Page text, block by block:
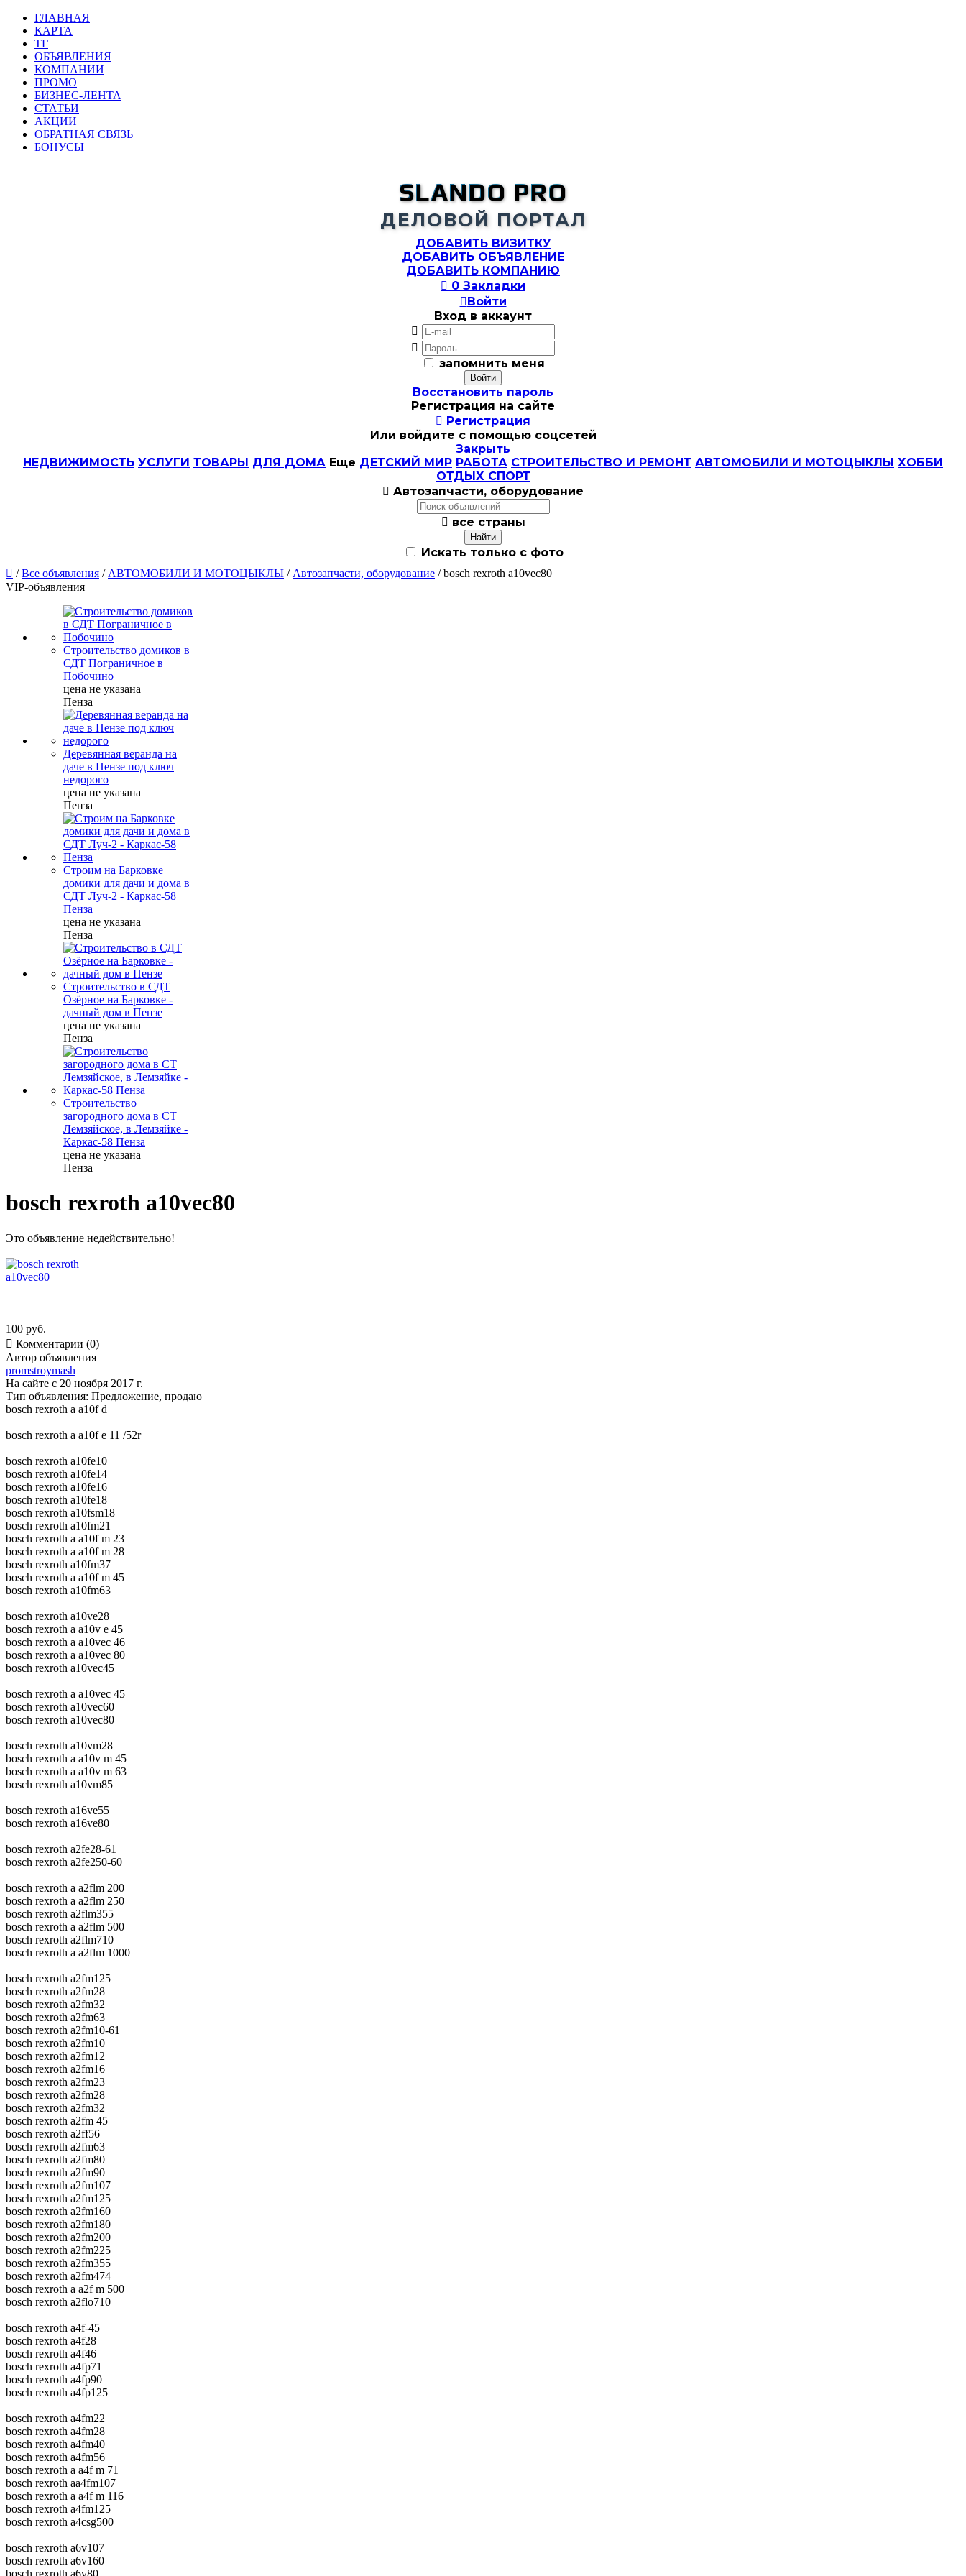
ГЛАВНАЯ
КАРТА
ТГ
ОБЪЯВЛЕНИЯ
КОМПАНИИ
ПРОМО
БИЗНЕС-ЛЕНТА
СТАТЬИ
АКЦИИ
ОБРАТНАЯ СВЯЗЬ
БОНУСЫ
SLANDO PRO
ДЕЛОВОЙ ПОРТАЛ
ДОБАВИТЬ ВИЗИТКУ
ДОБАВИТЬ ОБЪЯВЛЕНИЕ
ДОБАВИТЬ КОМПАНИЮ
 0 Закладки
Войти
Вход в аккаунт


запомнить меня
Восстановить пароль
Регистрация на сайте
 Регистрация
Или войдите с помощью соцсетей
Закрыть
НЕДВИЖИМОСТЬ УСЛУГИ ТОВАРЫ ДЛЯ ДОМА Еще ДЕТСКИЙ МИР РАБОТА СТРОИТЕЛЬСТВО И РЕМОНТ АВТОМОБИЛИ И МОТОЦЫКЛЫ ХОББИ
ОТДЫХ СПОРТ
 Автозапчасти, оборудование
 все страны
Искать только с фото
 /Все объявления / АВТОМОБИЛИ И МОТОЦЫКЛЫ / Автозапчасти, оборудование / bosch rexroth a10vec80
VIP-объявления
Строительство домиков в
СДТ Пограничное в
Побочино
цена не указана
Пенза
Деревянная веранда на
даче в Пензе под ключ
недорого
цена не указана
Пенза
Строим на Барковке
домики для дачи и дома в
СДТ Луч-2 - Каркас-58
Пенза
цена не указана
Пенза
Строительство в СДТ
Озёрное на Барковке -
дачный дом в Пензе
цена не указана
Пенза
Строительство
загородного дома в СТ
Лемзяйское, в Лемзяйке -
Каркас-58 Пенза
цена не указана
Пенза
bosch rexroth a10vec80
Это объявление недействительно!
100 руб.
 Комментарии (0)
Автор объявления
promstroymash
На сайте с 20 ноября 2017 г.
Тип объявления: Предложение, продаю
bosch rexroth a a10f d
bosch rexroth a a10f e 11 /52r
bosch rexroth a10fe10
bosch rexroth a10fe14
bosch rexroth a10fe16
bosch rexroth a10fe18
bosch rexroth a10fsm18
bosch rexroth a10fm21
bosch rexroth a a10f m 23
bosch rexroth a a10f m 28
bosch rexroth a10fm37
bosch rexroth a a10f m 45
bosch rexroth a10fm63
bosch rexroth a10ve28
bosch rexroth a a10v e 45
bosch rexroth a a10vec 46
bosch rexroth a a10vec 80
bosch rexroth a10vec45
bosch rexroth a a10vec 45
bosch rexroth a10vec60
bosch rexroth a10vec80
bosch rexroth a10vm28
bosch rexroth a a10v m 45
bosch rexroth a a10v m 63
bosch rexroth a10vm85
bosch rexroth a16ve55
bosch rexroth a16ve80
bosch rexroth a2fe28-61
bosch rexroth a2fe250-60
bosch rexroth a a2flm 200
bosch rexroth a a2flm 250
bosch rexroth a2flm355
bosch rexroth a a2flm 500
bosch rexroth a2flm710
bosch rexroth a a2flm 1000
bosch rexroth a2fm125
bosch rexroth a2fm28
bosch rexroth a2fm32
bosch rexroth a2fm63
bosch rexroth a2fm10-61
bosch rexroth a2fm10
bosch rexroth a2fm12
bosch rexroth a2fm16
bosch rexroth a2fm23
bosch rexroth a2fm28
bosch rexroth a2fm32
bosch rexroth a2fm 45
bosch rexroth a2ff56
bosch rexroth a2fm63
bosch rexroth a2fm80
bosch rexroth a2fm90
bosch rexroth a2fm107
bosch rexroth a2fm125
bosch rexroth a2fm160
bosch rexroth a2fm180
bosch rexroth a2fm200
bosch rexroth a2fm225
bosch rexroth a2fm355
bosch rexroth a2fm474
bosch rexroth a a2f m 500
bosch rexroth a2flo710
bosch rexroth a4f-45
bosch rexroth a4f28
bosch rexroth a4f46
bosch rexroth a4fp71
bosch rexroth a4fp90
bosch rexroth a4fp125
bosch rexroth a4fm22
bosch rexroth a4fm28
bosch rexroth a4fm40
bosch rexroth a4fm56
bosch rexroth a a4f m 71
bosch rexroth aa4fm107
bosch rexroth a a4f m 116
bosch rexroth a4fm125
bosch rexroth a4csg500
bosch rexroth a6v107
bosch rexroth a6v160
bosch rexroth a6v80